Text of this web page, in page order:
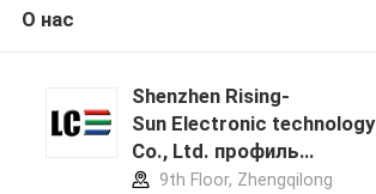
О нас
Shenzhen Rising-
Sun Electronic technology
Co., Ltd. профиль
производителя
9th Floor, Zhengqilong